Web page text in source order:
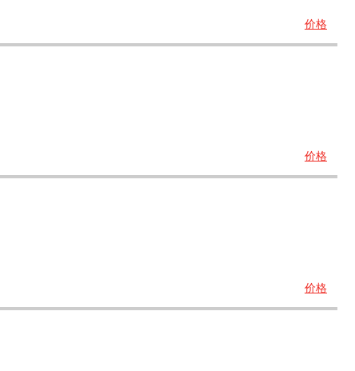
价格
价格
价格